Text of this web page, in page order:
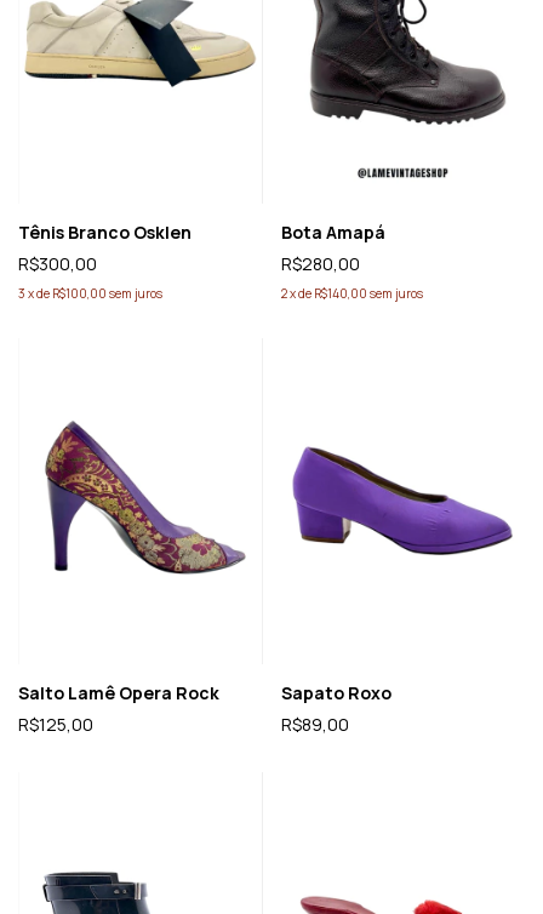
Tênis Branco Osklen
R$300,00
3 xde R$100,00 sem juros
Bota Amapá
R$280,00
2xde R$140,00 sem juros
Salto Lamê Opera Rock
R$125,00
Sapato Roxo
R$89,00